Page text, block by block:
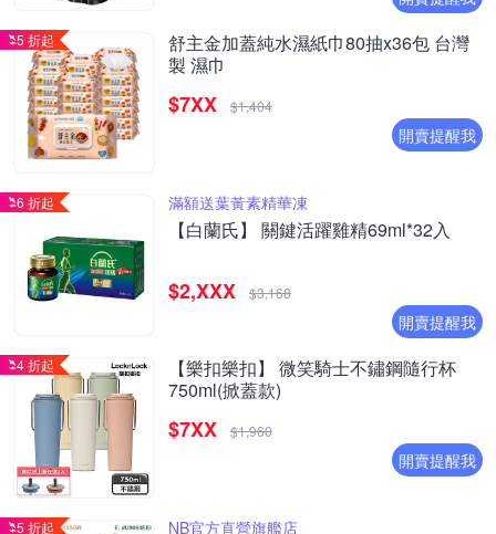
5 折起
舒主金加蓋純水濕紙巾80抽x36包 台灣
製 濕巾
$7XX $1,404
開賣提醒我
6 折起 滿額送葉黃素精華凍
【白蘭氏】 關鍵活躍雞精69ml*32入
$2,XXX $3,168
開賣提醒我
4 折起
【樂扣樂扣】 微笑騎士不鏽鋼隨行杯
750ml(掀蓋款)
$7XX $1,960
開賣提醒我
5 折起 NB官方直營旗艦店